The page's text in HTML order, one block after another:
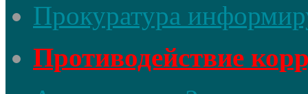
Прокуратура
Противодействие